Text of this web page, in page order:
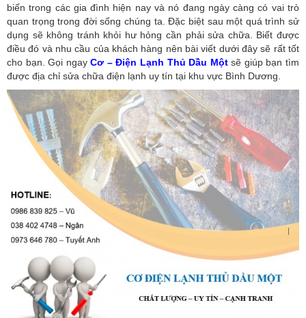
biến trong các gia đình hiện nay và nó đang ngày càng có vai trò
quan trọng trong đời sống chúng ta. Đặc biệt sau một quá trình sử
dụng sẽ không tránh khỏi hư hỏng cần phải sửa chữa. Biết được
điều đó và nhu cầu của khách hàng nên bài viết dưới đây sẽ rất tốt
cho bạn. Gọi ngayCơ – Điện Lạnh Thủ Dầu Một sẽ giúp bạn tìm
được địa chỉ sửa chữa điện lạnh uy tín tại khu vực Bình Dương.